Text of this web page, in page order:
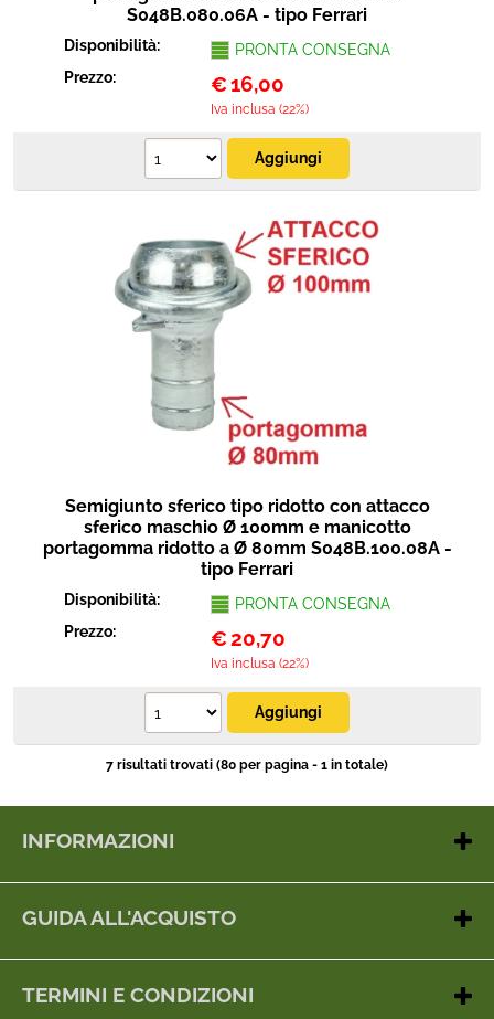
S048B.080.06A - tipo Ferrari
Disponibilità:
PRONTA CONSEGNA
Prezzo:
€16,00
Iva inclusa (22%)
Semigiunto sferico tipo ridotto con attacco
sferico maschio Ø 100mm e manicotto
portagomma ridotto a Ø 80mm S048B.100.08A -
tipo Ferrari
Disponibilità:
PRONTA CONSEGNA
Prezzo:
€20,70
Iva inclusa (22%)
7 risultati trovati (80 per pagina - 1 in totale)
INFORMAZIONI
Dove siamo
Gestione cookie
dal Lunedì al Venerdì: 8:30 - 13:00 / 15:30 - 18:30
GUIDA ALL'ACQUISTO
Feedback
TERMINI E CONDIZIONI